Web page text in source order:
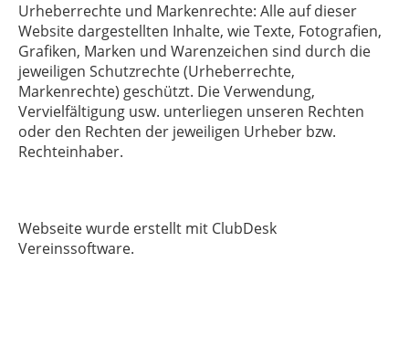
Urheberrechte und Markenrechte: Alle auf dieser
Website dargestellten Inhalte, wie Texte, Fotografien,
Grafiken, Marken und Warenzeichen sind durch die
jeweiligen Schutzrechte (Urheberrechte,
Markenrechte) geschützt. Die Verwendung,
Vervielfältigung usw. unterliegen unseren Rechten
oder den Rechten der jeweiligen Urheber bzw.
Rechteinhaber.
Webseite wurde erstellt mit ClubDesk
Vereinssoftware.